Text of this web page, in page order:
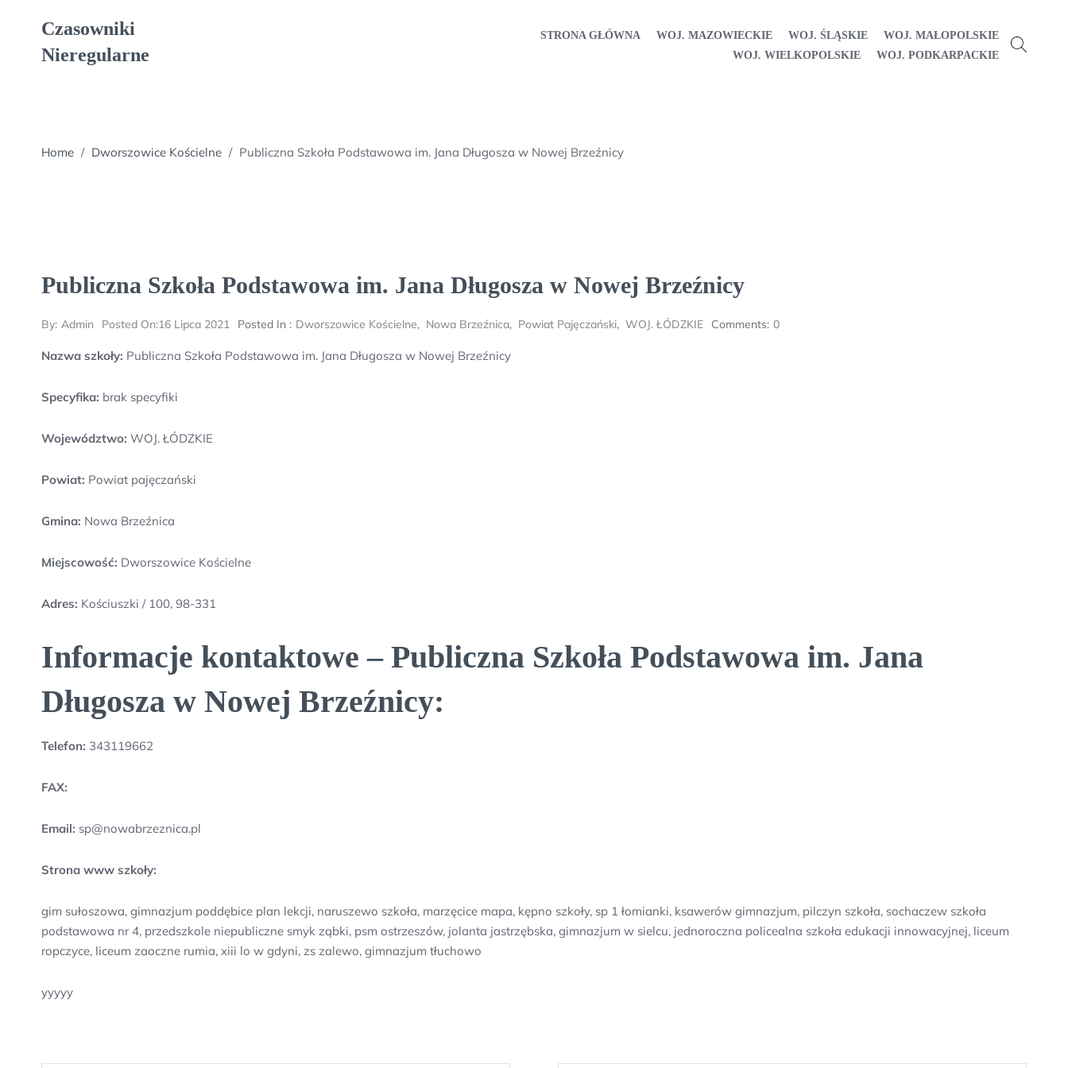
Czasowniki
Nieregularne
STRONA GŁÓWNA WOJ. MAZOWIECKIE WOJ. ŚLĄSKIE
WOJ. MAŁOPOLSKIE
WOJ. WIELKOPOLSKIE
WOJ. PODKARPACKIE
Home / Dworszowice Kościelne / Publiczna Szkoła Podstawowa im. Jana Długosza w Nowej Brzeźnicy
Publiczna Szkoła Podstawowa im. Jana Długosza w Nowej Brzeźnicy
By: Admin Posted On:16 Lipca 2021 Posted In : Dworszowice Kościelne, Nowa Brzeźnica, Powiat Pajęczański, WOJ. ŁÓDZKIE Comments: 0
Nazwa szkoły: Publiczna Szkoła Podstawowa im. Jana Długosza w Nowej Brzeźnicy
Specyfika: brak specyfiki
Województwo: WOJ. ŁÓDZKIE
Powiat: Powiat pajęczański
Gmina: Nowa Brzeźnica
Miejscowość: Dworszowice Kościelne
Adres: Kościuszki / 100, 98-331
Informacje kontaktowe – Publiczna Szkoła Podstawowa im. Jana
Długosza w Nowej Brzeźnicy:
Telefon: 343119662
FAX:
Email: sp@nowabrzeznica.pl
Strona www szkoły:
gim sułoszowa, gimnazjum poddębice plan lekcji, naruszewo szkoła, marzęcice mapa, kępno szkoły, sp 1 łomianki, ksawerów gimnazjum, pilczyn szkoła, sochaczew szkoła
podstawowa nr 4, przedszkole niepubliczne smyk ząbki, psm ostrzeszów, jolanta jastrzębska, gimnazjum w sielcu, jednoroczna policealna szkoła edukacji innowacyjnej, liceum
ropczyce, liceum zaoczne rumia, xiii lo w gdyni, zs zalewo, gimnazjum tłuchowo
yyyyy